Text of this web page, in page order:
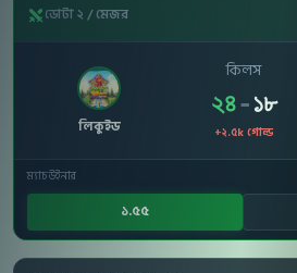
ডোটা ২ / মেজর
লিকুইড
কিলস
২৪-১৮
+২.৫k গোল্ড
ম্যাচ উইনার
১.৫৫